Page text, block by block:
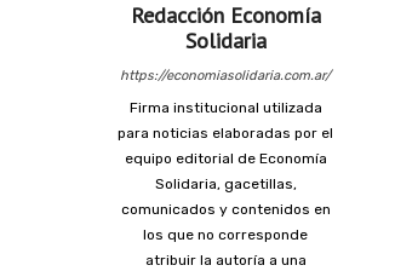
Redacción Economía
Solidaria
https://economiasolidaria.com.ar/
Firma institucional utilizada
para noticias elaboradas por el
equipo editorial de Economía
Solidaria, gacetillas,
comunicados y contenidos en
los que no corresponde
atribuir la autoría a una